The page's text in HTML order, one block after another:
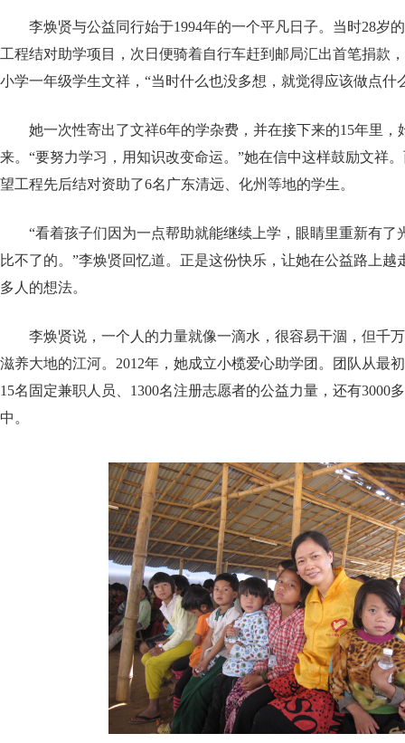
李焕贤与公益同行始于1994年的一个平凡日子。当时28岁
工程结对助学项目，次日便骑着自行车赶到邮局汇出首笔捐款
小学一年级学生文祥，“当时什么也没多想，就觉得应该做点什
她一次性寄出了文祥6年的学杂费，并在接下来的15年里
来。“要努力学习，用知识改变命运。”她在信中这样鼓励文祥
望工程先后结对资助了6名广东清远、化州等地的学生。
“看着孩子们因为一点帮助就能继续上学，眼睛里重新有了
比不了的。”李焕贤回忆道。正是这份快乐，让她在公益路上越
多人的想法。
李焕贤说，一个人的力量就像一滴水，很容易干涸，但千
滋养大地的江河。2012年，她成立小榄爱心助学团。团队从最
15名固定兼职人员、1300名注册志愿者的公益力量，还有3000
中。